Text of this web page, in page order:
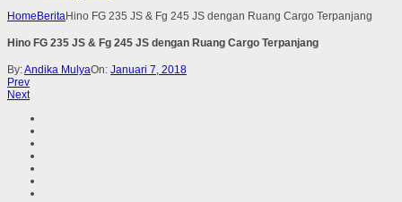
Home BeritaHino FG 235 JS & Fg 245 JS dengan Ruang Cargo Terpanjang
Hino FG 235 JS & Fg 245 JS dengan Ruang Cargo Terpanjang
By:Andika MulyaOn: Januari 7, 2018
Prev
Next